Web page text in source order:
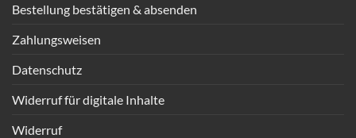
Bestellung bestätigen & absenden
Zahlungsweisen
Datenschutz
Widerruf für digitale Inhalte
Widerruf